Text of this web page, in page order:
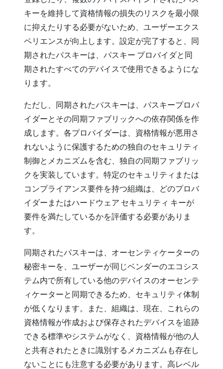
キーを維持して資格情報の損失のリスクを最小限
に抑えたりする必要がないため、ユーザーエクス
ペリエンスが向上します。設定が完了すると、同
期されたパスキーは、パスキー プロバイダと同
期されたすべてのデバイスで使用できるようにな
ります。
ただし、同期されたパスキーは、パスキープロバ
イダーとその同期ファブリックへの依存関係を作
成します。各プロバイダーは、資格情報が悪用さ
れないように保護するための独自のセキュリティ
制御とメカニズムを含む、独自の同期ファブリッ
クを実装しています。特定のセキュリティまたは
コンプライアンス要件を持つ組織は、どのプロバ
イダーまたはハードウェア セキュリティ キーが
要件を満たしているかを評価する必要がありま
す。
同期されたパスキーは、オーセンティケーターの
秘密キーを、ユーザーが同じベンダーのエコシス
テム内で所有している他のデバイスのオーセンテ
ィケーターと同期できるため、セキュリティ体制
が低くなります。また、組織は、現在、これらの
資格情報が作成および保存されたデバイスを追跡
できる標準やシステムがなく、資格情報が他の人
と共有されたときに識別するメカニズムも存在し
ないことにも注意する必要があります。高レベル